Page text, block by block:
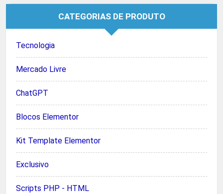
CATEGORIAS DE PRODUTO
Tecnologia
Mercado Livre
ChatGPT
Blocos Elementor
Kit Template Elementor
Exclusivo
Scripts PHP - HTML